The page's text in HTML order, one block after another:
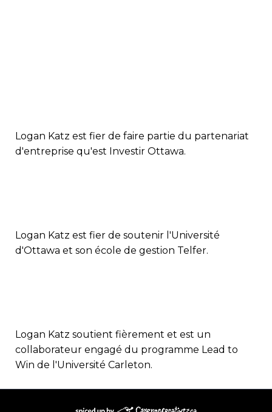
Logan Katz est fier de faire partie du partenariat
d'entreprise qu'est Investir Ottawa.
Logan Katz est fier de soutenir l'Université
d'Ottawa et son école de gestion Telfer.
Logan Katz soutient fièrement et est un
collaborateur engagé du programme Lead to
Win de l'Université Carleton.